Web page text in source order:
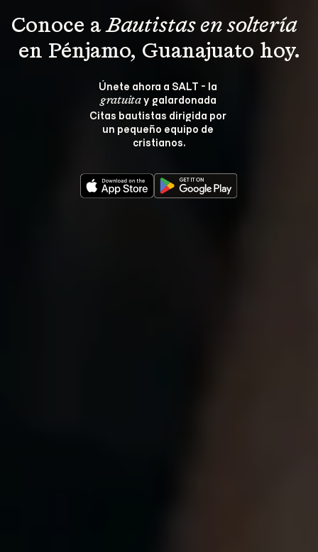
Conoce a Bautistas en soltería
en Pénjamo, Guanajuato hoy.
Únete ahora a SALT - la
gratuita y galardonada
Citas bautistas dirigida por
un pequeño equipo de
cristianos.